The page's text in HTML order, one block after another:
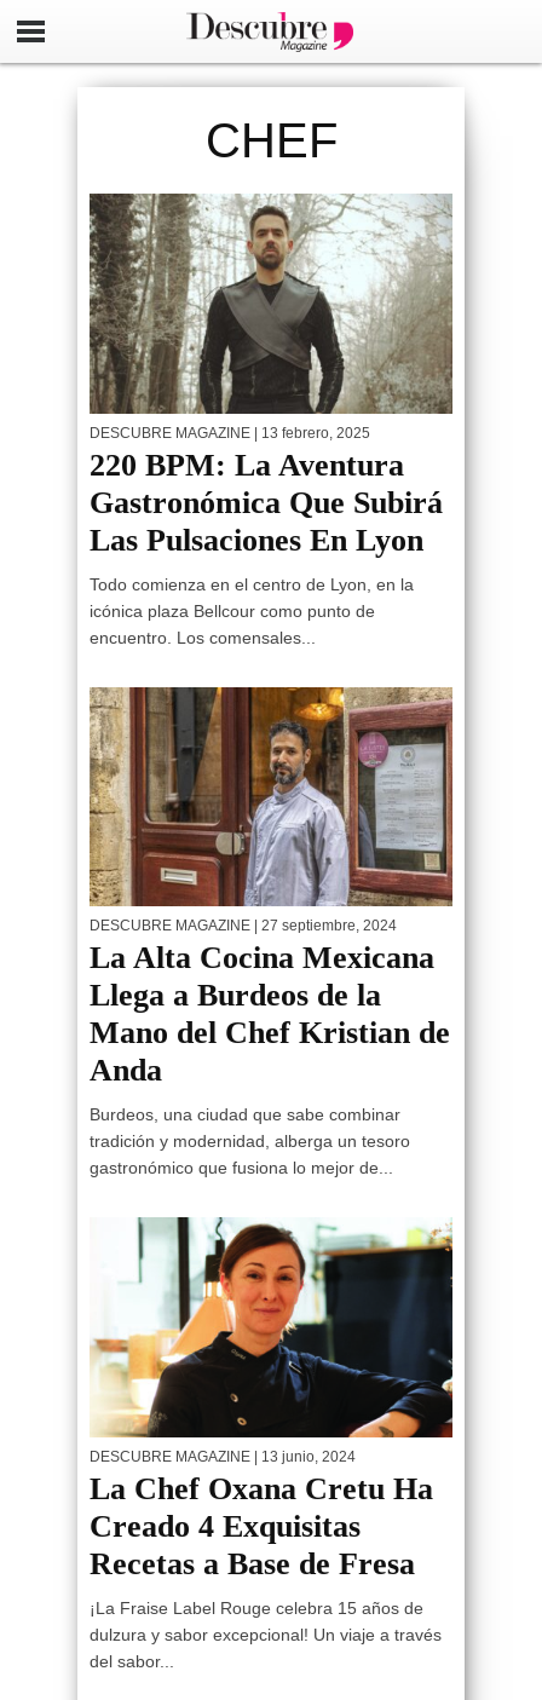
CHEF
DESCUBRE MAGAZINE | 13 febrero, 2025
220 BPM: La Aventura
Gastronómica Que Subirá
Las Pulsaciones En Lyon
Todo comienza en el centro de Lyon, en la
icónica plaza Bellcour como punto de
encuentro. Los comensales...
DESCUBRE MAGAZINE | 27 septiembre, 2024
La Alta Cocina Mexicana
Llega a Burdeos de la
Mano del Chef Kristian de
Anda
Burdeos, una ciudad que sabe combinar
tradición y modernidad, alberga un tesoro
gastronómico que fusiona lo mejor de...
DESCUBRE MAGAZINE | 13 junio, 2024
La Chef Oxana Cretu Ha
Creado 4 Exquisitas
Recetas a Base de Fresa
¡La Fraise Label Rouge celebra 15 años de
dulzura y sabor excepcional! Un viaje a través
del sabor...